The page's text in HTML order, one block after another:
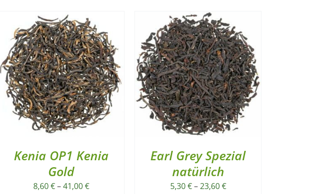
Kenia OP1 Kenia
Gold
8,60€–41,00€
Earl Grey Spezial
natürlich
5,30€–23,60€